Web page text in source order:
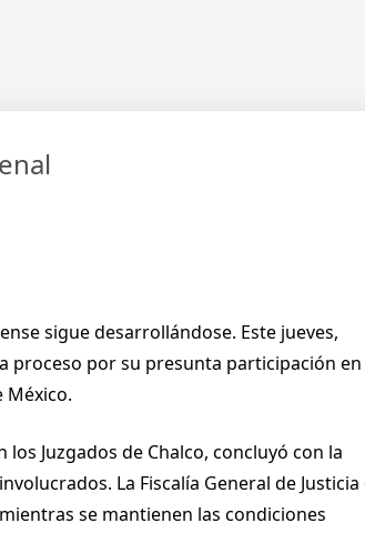
sigue desarrollándose. Este jueves,
proceso por su presunta participación
México.
Juzgados de Chalco, concluyó con la
La Fiscalía General de Justicia
se mantienen las condiciones